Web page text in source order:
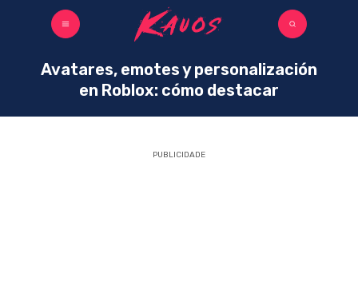
Avatares, emotes y personalización
en Roblox: cómo destacar
PUBLICIDADE